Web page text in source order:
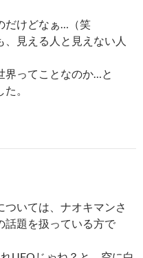
だけどなぁ…（笑
見える人と見えない人
界ってことなのか…と
。
ついては、ナオキマンさ
話題を扱っている方で